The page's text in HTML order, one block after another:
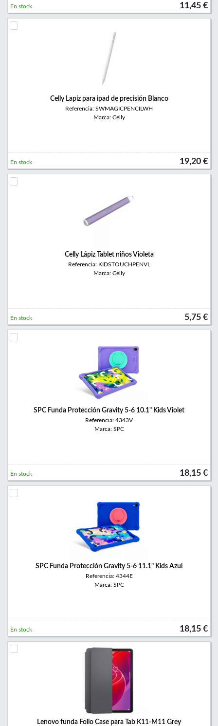
11,45 €
En stock
Celly Lapiz para ipad de precisión Blanco
Referencia: SWMAGICPENCILWH
Marca: Celly
19,20 €
En stock
Celly Lápiz Tablet niños Violeta
Referencia: KIDSTOUCHPENVL
Marca: Celly
5,75 €
En stock
SPC Funda Protección Gravity 5-6 10.1" Kids Violet
Referencia: 4343V
Marca: SPC
18,15 €
En stock
SPC Funda Protección Gravity 5-6 11.1" Kids Azul
Referencia: 4344E
Marca: SPC
18,15 €
En stock
Lenovo funda Folio Case para Tab K11-M11 Grey